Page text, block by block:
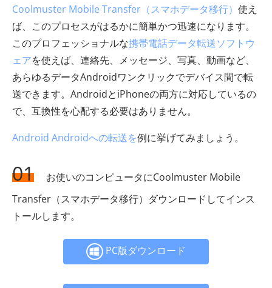
Coolmuster Mobile Transfer（スマホデータ移行） 使え
ば、このプロセスがはるかに簡単かつ迅速になります。
このプロフェッショナルな携帯電話データ転送ソフトウ
ェアを使えば、連絡先、メッセージ、写真、動画など、
あらゆるデータAndroidワンクリックでデバイス間で転
送できます。AndroidとiPhoneの両方に対応しているの
で、互換性を心配する必要はありません。
Android Androidへの転送を例に挙げてみましょう。
01
お使いのコンピュータにCoolmuster Mobile
Transfer（スマホデータ移行）ダウンロードしてインス
トールします。
PC版ダウンロード